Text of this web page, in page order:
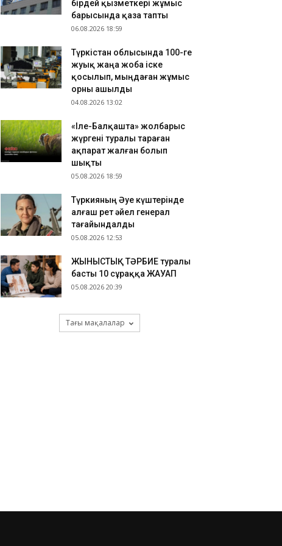
ТҮРКІСТАН: Нұралхан Көшеров тұрғынды жеке
қабылдап, мәселесін шешу жолын түсіндірді
Қазақстан ұлттық құрамасының бұрынғы
футболшысы қайтыс болды
06.08.2026 17:32
ТҮРКІСТАН: Отырар ауданына келуші туристер
бірдей қызметкері жұмыс
барысында қаза тапты
06.08.2026 18:59
Түркістан облысында 100-ге
жуық жаңа жоба іске
қосылып, мыңдаған жұмыс
орны ашылды
04.08.2026 13:02
«Іле-Балқашта» жолбарыс
жүргені туралы тараған
ақпарат жалған болып
шықты
05.08.2026 18:59
Түркияның Әуе күштерінде
алғаш рет әйел генерал
тағайындалды
05.08.2026 12:53
ЖЫНЫСТЫҚ ТӘРБИЕ туралы
басты 10 сұраққа ЖАУАП
05.08.2026 20:39
Тағы мақалалар